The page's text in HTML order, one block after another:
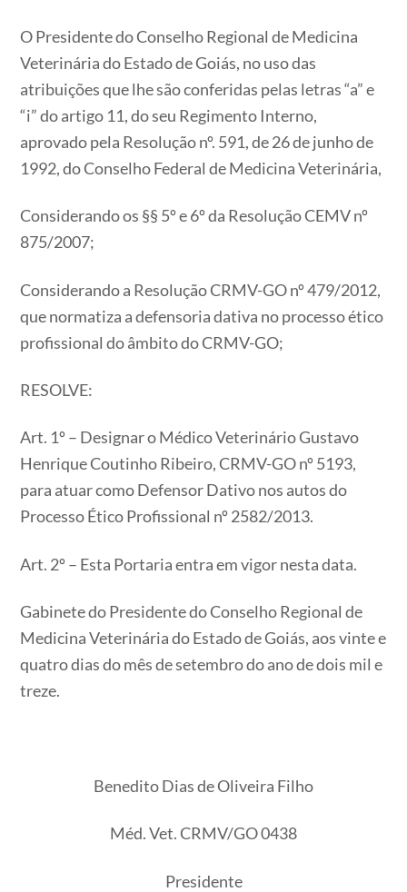
O Presidente do Conselho Regional de Medicina
Veterinária do Estado de Goiás, no uso das
atribuições que lhe são conferidas pelas letras “a” e
“i” do artigo 11, do seu Regimento Interno,
aprovado pela Resolução nº. 591, de 26 de junho de
1992, do Conselho Federal de Medicina Veterinária,
Considerando os §§ 5º e 6º da Resolução CEMV nº
875/2007;
Considerando a Resolução CRMV-GO nº 479/2012,
que normatiza a defensoria dativa no processo ético
profissional do âmbito do CRMV-GO;
RESOLVE:
Art. 1º – Designar o Médico Veterinário Gustavo
Henrique Coutinho Ribeiro, CRMV-GO nº 5193,
para atuar como Defensor Dativo nos autos do
Processo Ético Profissional nº 2582/2013.
Art. 2º – Esta Portaria entra em vigor nesta data.
Gabinete do Presidente do Conselho Regional de
Medicina Veterinária do Estado de Goiás, aos vinte e
quatro dias do mês de setembro do ano de dois mil e
treze.
Benedito Dias de Oliveira Filho
Méd. Vet. CRMV/GO 0438
Presidente